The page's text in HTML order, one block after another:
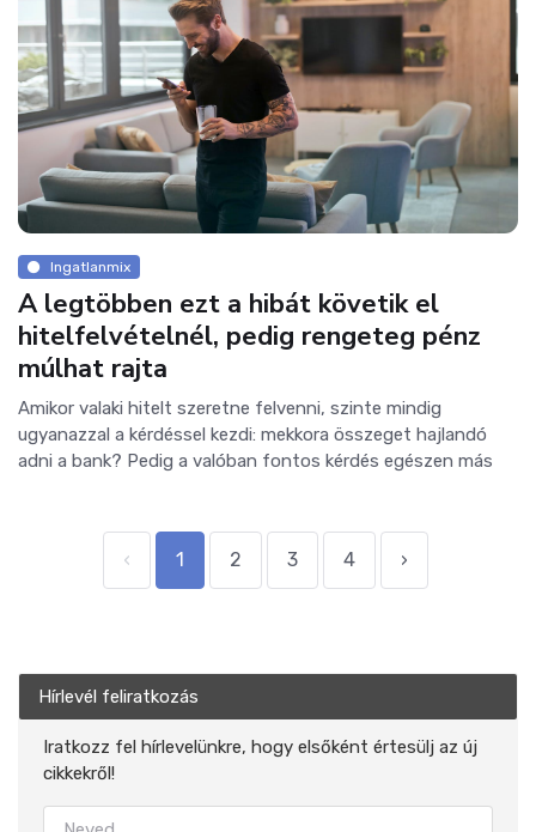
Ingatlanmix
A legtöbben ezt a hibát követik el
hitelfelvételnél, pedig rengeteg pénz
múlhat rajta
Amikor valaki hitelt szeretne felvenni, szinte mindig
ugyanazzal a kérdéssel kezdi: mekkora összeget hajlandó
adni a bank? Pedig a valóban fontos kérdés egészen más
‹ 1 2 3 4 ›
Hírlevél feliratkozás
Iratkozz fel hírlevelünkre, hogy elsőként értesülj az új
cikkekről!